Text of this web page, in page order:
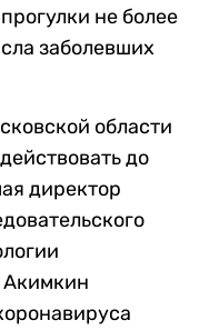
не более
заболевших
области
действовать до
директор
Акимкин